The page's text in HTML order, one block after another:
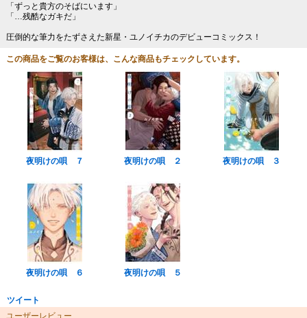
「ずっと貴方のそばにいます」
「…残酷なガキだ」
圧倒的な筆力をたずさえた新星・ユノイチカのデビューコミックス！
この商品をご覧のお客様は、こんな商品もチェックしています。
夜明けの唄 ７ 夜明けの唄 ２ 夜明けの唄 ３
夜明けの唄 ６ 夜明けの唄 ５
ツイート